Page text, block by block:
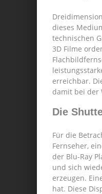
dieses
technischen
3D Filme
erreichbar.
damit bei der
Die
Für die
Fernseher,
der Blu-Ray
und sich
erzeugen.
hat. Diese